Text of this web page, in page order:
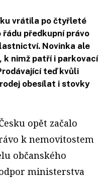
vrátila po čtyřleté
řádu předkupní právo
Novinka ale
nimž patří i parkovací
teď kvůli
obesílat i stovky
opět začalo
k nemovitostem
občanského
ministerstva